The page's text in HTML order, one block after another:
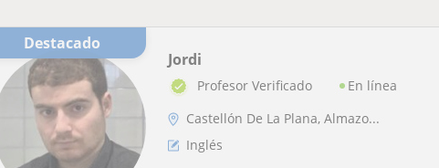
Destacado
Jordi
Profesor Verificado
En línea
Castellón De La Plana, Almazo...
Inglés